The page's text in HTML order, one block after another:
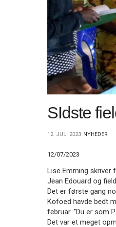
Inspiration
Værktøjskassen
BaptistKirken
SIdste
12. JUL. 2023 NYHEDER
12/07/2023
Lise Emming skriver
Jean Edouard og
Det er første gang
Kofoed havde bedt
februar. ”Du er som
Det var et meget